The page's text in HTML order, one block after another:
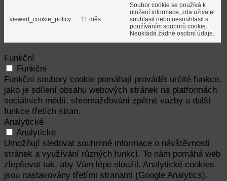
viewed_cookie_policy 11 měs.
Soubor cookie se používá k
uložení informace, zda uživatel
souhlasil nebo nesouhlasil s
používáním souborů cookie.
Neukládá žádné osobní údaje.
Funkční
Funkční
Funkční soubory cookie pomáhají provádět určité funkce,
jako je sdílení obsahu webových stránek na platformách
sociálních médií, shromažďování zpětné vazby a další
funkce třetích stran.
Analytické
Analytické
Umožňují sledovat souhrnné informace o návštěvnosti
stránek a využívání různých funkcí. To nám pomáhá web
zlepšovat tak, aby Vám lépe sloužil. Analytické cookies
jsou nastavovány třetími stranami (Google Analytics).